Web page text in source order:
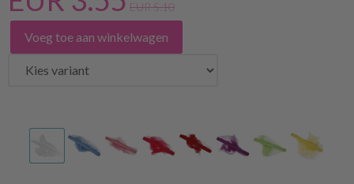
EUR 5.10
Voeg toe aan winkelwagen